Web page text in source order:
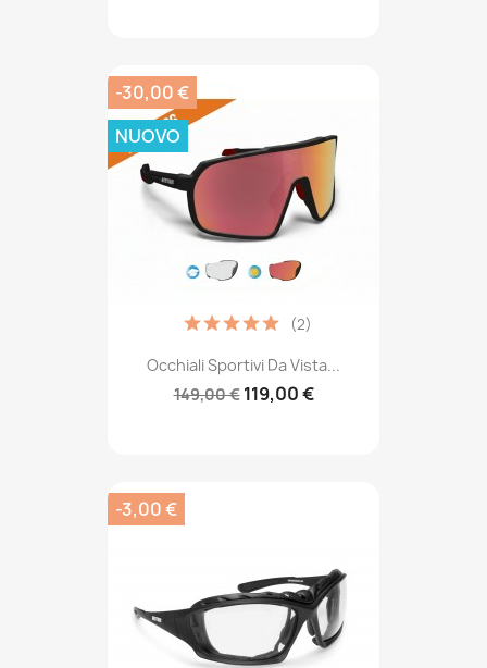
Occhiali Sportivi Da Vista...
149,00 € 119,00 €
(2)
-30,00 €
NUOVO
-3,00 €